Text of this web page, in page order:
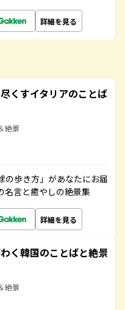
詳細を見る
くすイタリアのことば
絶景
の歩き方」があなたにお届
名言と癒やしの絶景集
詳細を見る
く韓国のことばと絶景
絶景